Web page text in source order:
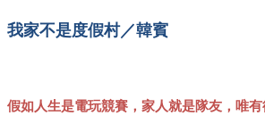
我家不是度假村／韓賓
假如人生是電玩競賽，家人就是隊友，唯